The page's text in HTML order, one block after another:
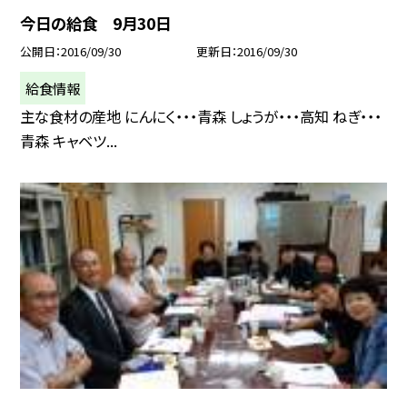
今日の給食 9月30日
公開日 2016/09/30 更新日 2016/09/30
給食情報
主な食材の産地 にんにく・・・青森 しょうが・・・高知 ねぎ・・・
青森 キャベツ...